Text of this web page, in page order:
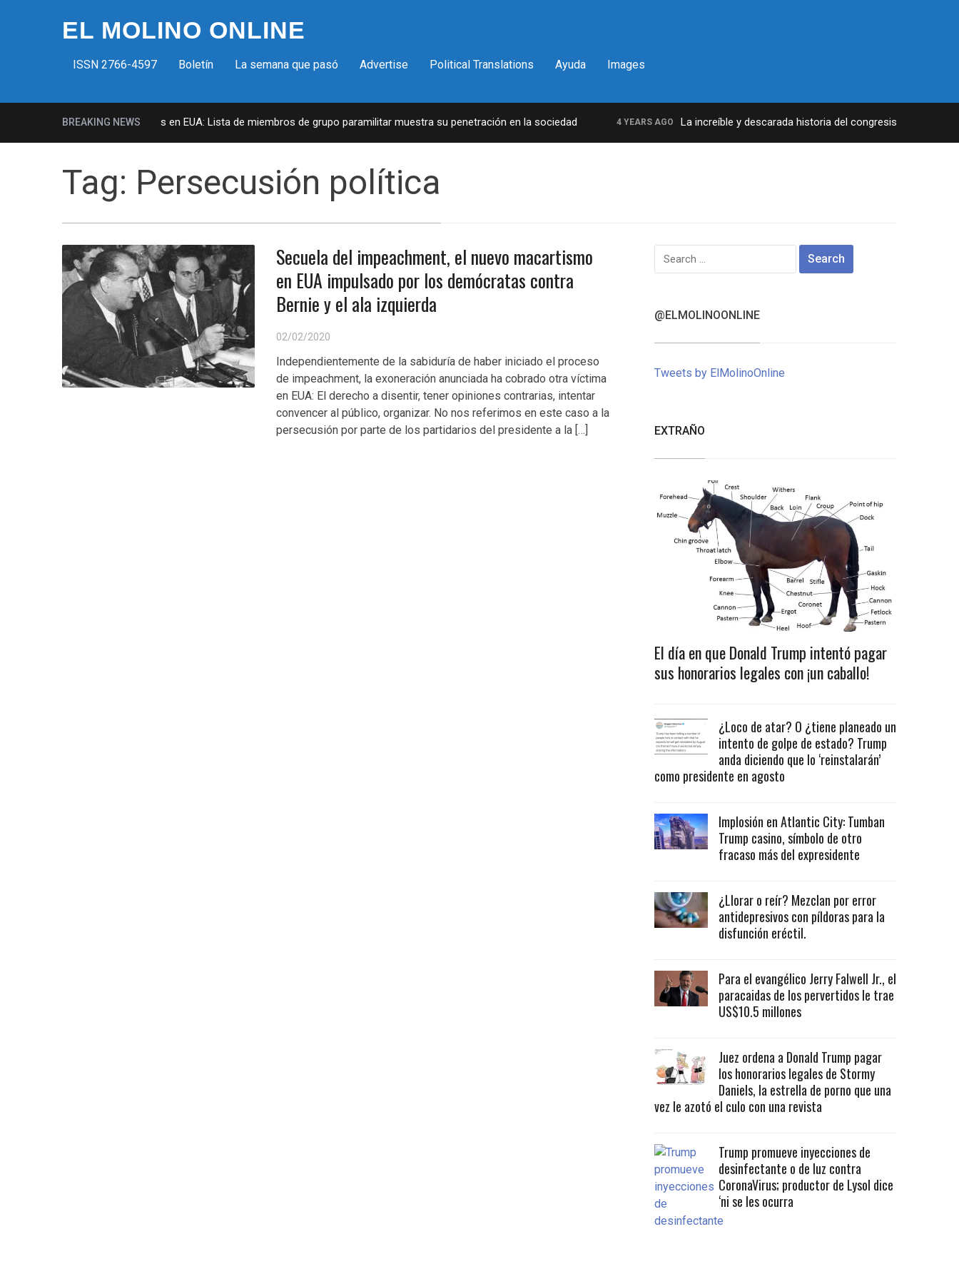
EL MOLINO ONLINE
ISSN 2766-4597 Boletín La semana que pasó Advertise Political Translations Ayuda Images
BREAKING NEWS
Milicias fascistas en EUA: Lista de miembros de grupo paramilitar muestra su penetración en la sociedad 4 YEARS AGO La increíble y descarada historia del congresista por NY
Tag: Persecusión política
Secuela del impeachment, el nuevo macartismo
en EUA impulsado por los demócratas contra
Bernie y el ala izquierda
02/02/2020
Independientemente de la sabiduría de haber iniciado el proceso
de impeachment, la exoneración anunciada ha cobrado otra víctima
en EUA: El derecho a disentir, tener opiniones contrarias, intentar
convencer al público, organizar. No nos referimos en este caso a la
persecusión por parte de los partidarios del presidente a la […]
Search
for:
@ELMOLINOONLINE
Tweets by ElMolinoOnline
EXTRAÑO
El día en que Donald Trump intentó pagar
sus honorarios legales con ¡un caballo!
¿Loco de atar? O ¿tiene planeado un
intento de golpe de estado? Trump
anda diciendo que lo ‘reinstalarán’
como presidente en agosto
Implosión en Atlantic City: Tumban
Trump casino, símbolo de otro
fracaso más del expresidente
¿Llorar o reír? Mezclan por error
antidepresivos con píldoras para la
disfunción eréctil.
Para el evangélico Jerry Falwell Jr., el
paracaidas de los pervertidos le trae
US$10.5 millones
Juez ordena a Donald Trump pagar
los honorarios legales de Stormy
Daniels, la estrella de porno que una
vez le azotó el culo con una revista
Trump promueve inyecciones de
desinfectante o de luz contra
CoronaVirus; productor de Lysol dice
‘ni se les ocurra